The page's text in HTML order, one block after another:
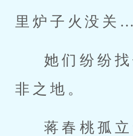
里炉子火没关
她们纷纷
非之地。
蒋春桃孤